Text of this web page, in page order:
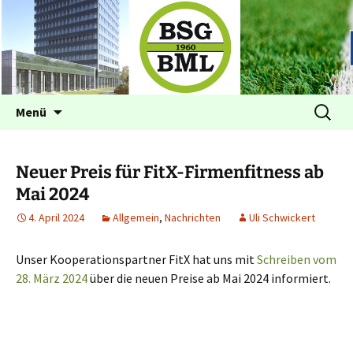
BSG im BML Bonn
Betriebssportgemeinschaft BML
Menü
Suchen
nach:
Neuer Preis für FitX-Firmenfitness ab
Mai 2024
4. April 2024 Allgemein, Nachrichten Uli Schwickert
Unser Kooperationspartner FitX hat uns mitSchreiben vom
28. März 2024über die neuen Preise ab Mai 2024 informiert.